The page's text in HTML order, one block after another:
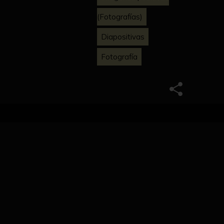
(Fotografías)
Diapositivas
Fotografía